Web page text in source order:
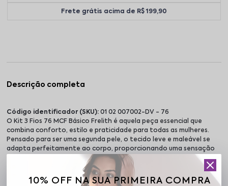
Frete grátis acima de R$ 199,90
Descrição completa
Código identificador (SKU): 01 02 007002-DV - 76
O Kit 3 Fios 76 MCF Básico Frelith é aquela peça essencial que
combina conforto, estilo e praticidade para todas as mulheres.
Pensado para ser uma segunda pele, o tecido leve e maleável se
adapta perfeitamente ao corpo, proporcionando uma sensação
de conforto e segurança o dia todo. A modelagem com fio duplo e
cós duplo oferece compressão suave na região do abdômen,
valorizando as curvas femininas de forma elegante, sem marcar a
10% OFF NA SUA PRIMEIRA COMPRA